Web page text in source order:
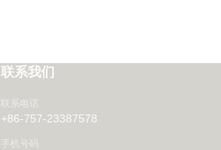
联系我们
联系电话
+86-757-23387578
手机号码